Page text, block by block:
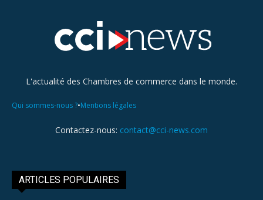
L'actualité des Chambres de commerce dans le monde.
Qui sommes-nous ?•Mentions légales
Contactez-nous: contact@cci-news.com
ARTICLES POPULAIRES